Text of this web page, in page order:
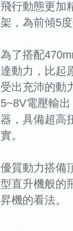
飛行動態更加
架，為前傾5
為了搭配
達動力，比起
受出充沛的動
5~8V電壓輸
器，具備超高
實。
優質動力搭備
型直升機般的
昇機的看法。